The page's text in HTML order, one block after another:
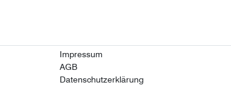
Impressum
AGB
Datenschutzerklärung